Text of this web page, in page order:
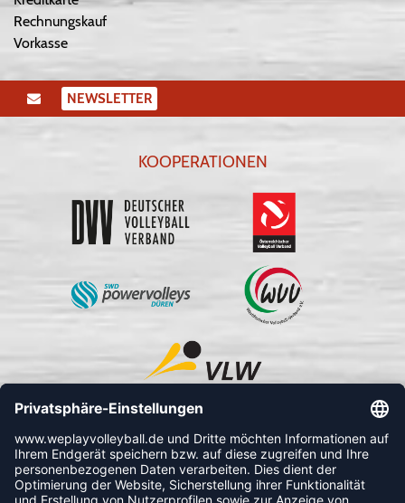
Rechnungskauf
Vorkasse
NEWSLETTER
KOOPERATIONEN
FOLLOW US